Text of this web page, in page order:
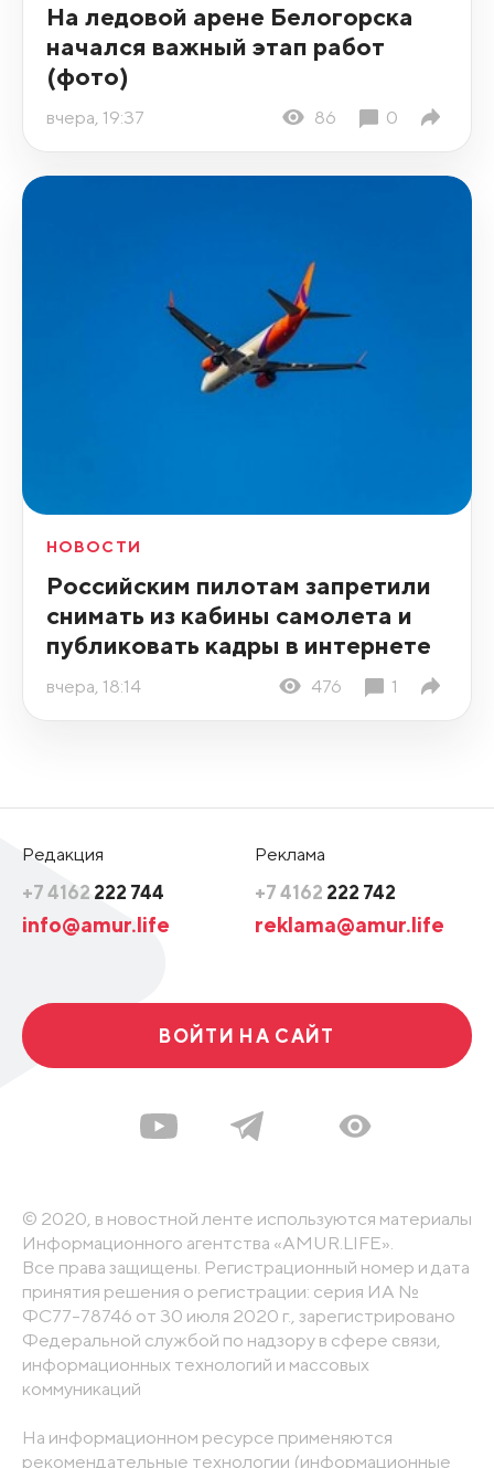
На ледовой арене Белогорска
начался важный этап работ
(фото)
вчера, 19:37 86 0
НОВОСТИ
Российским пилотам запретили
снимать из кабины самолета и
публиковать кадры в интернете
вчера, 18:14 476 1
Редакция
+7 4162 222 744
info@amur.life
Реклама
+7 4162 222 742
reklama@amur.life
ВОЙТИ НА САЙТ
© 2020, в новостной ленте используются материалы
Информационного агентства «AMUR.LIFE».
Все права защищены. Регистрационный номер и дата
принятия решения о регистрации: серия ИА №
ФС77-78746 от 30 июля 2020 г., зарегистрировано
Федеральной службой по надзору в сфере связи,
информационных технологий и массовых
коммуникаций
На информационном ресурсе применяются
рекомендательные технологии (информационные